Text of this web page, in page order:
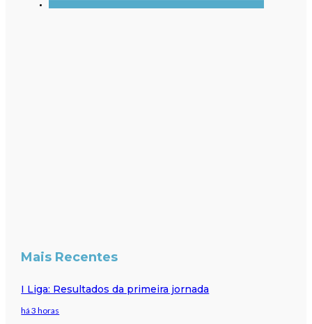
Mais Recentes
I Liga: Resultados da primeira jornada
há 3 horas